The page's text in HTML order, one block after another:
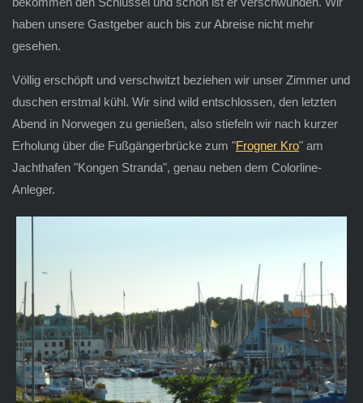
haben unsere Gastgeber auch bis zur Abreise nicht mehr
gesehen.
Völlig erschöpft und verschwitzt beziehen wir unser Zimmer und
duschen erstmal kühl. Wir sind wild entschlossen, den letzten
Abend in Norwegen zu genießen, also stiefeln wir nach kurzer
Erholung über die Fußgängerbrücke zum "Frogner Kro" am
Jachthafen "Kongen Stranda", genau neben dem Colorline-
Anleger.